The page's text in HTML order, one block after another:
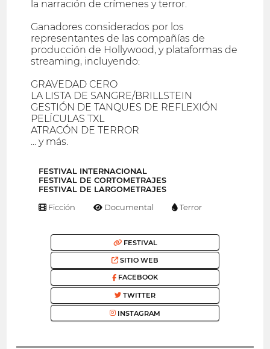
la narración de crímenes y terror.
Ganadores considerados por los
representantes de las compañías de
producción de Hollywood, y plataformas de
streaming, incluyendo:
GRAVEDAD CERO
LA LISTA DE SANGRE/BRILLSTEIN
GESTIÓN DE TANQUES DE REFLEXIÓN
PELÍCULAS TXL
ATRACÓN DE TERROR
... y más.
FESTIVAL INTERNACIONAL
FESTIVAL DE CORTOMETRAJES
FESTIVAL DE LARGOMETRAJES
Ficción Documental Terror
FESTIVAL
SITIO WEB
FACEBOOK
TWITTER
INSTAGRAM